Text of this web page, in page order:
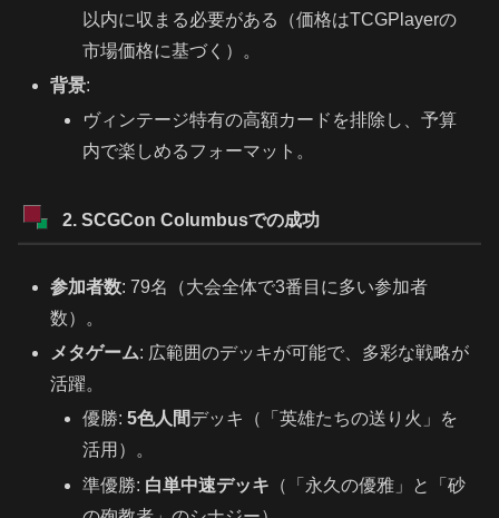
以内に収まる必要がある（価格はTCGPlayerの
市場価格に基づく）。
背景:
ヴィンテージ特有の高額カードを排除し、予算
内で楽しめるフォーマット。
2. SCGCon Columbusでの成功
参加者数: 79名（大会全体で3番目に多い参加者
数）。
メタゲーム: 広範囲のデッキが可能で、多彩な戦略が
活躍。
優勝:5色人間デッキ（「英雄たちの送り火」を
活用）。
準優勝: 白単中速デッキ （「永久の優雅」と「砂